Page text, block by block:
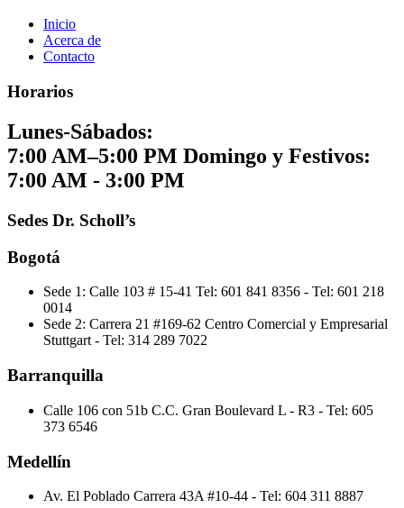
Inicio
Acerca de
Contacto
Horarios
Lunes-Sábados:
7:00 AM–5:00 PM Domingo y Festivos:
7:00 AM - 3:00 PM
Sedes Dr. Scholl’s
Bogotá
Sede 1: Calle 103 # 15-41 Tel: 601 841 8356 - Tel: 601 218
0014
Sede 2: Carrera 21 #169-62 Centro Comercial y Empresarial
Stuttgart - Tel: 314 289 7022
Barranquilla
Calle 106 con 51b C.C. Gran Boulevard L - R3 - Tel: 605
373 6546
Medellín
Av. El Poblado Carrera 43A #10-44 - Tel: 604 311 8887